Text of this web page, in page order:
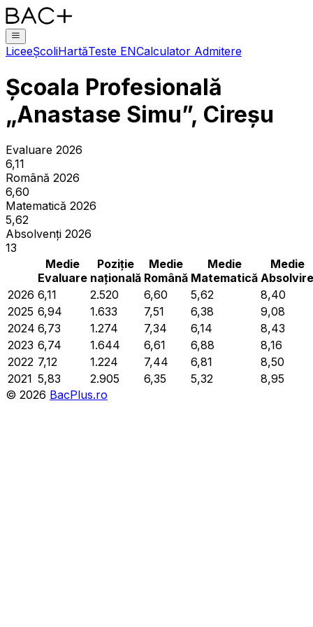
LiceeȘcoliHartăTeste ENCalculator Admitere
Școala Profesională
„Anastase Simu”, Cireșu
Evaluare 2026
6,11
Română 2026
6,60
Matematică 2026
5,62
Absolvenți 2026
13
Medie
Evaluare
Poziție
națională
Medie
Română
Medie
Matematică
Medie
Absolvire
2026 6,11 2.520 6,60 5,62
8,40
2025 6,94 1.633 7,51 6,38
9,08
2024 6,73 1.274 7,34 6,14
8,43
2023 6,74 1.644 6,61 6,88
8,16
2022 7,12 1.224 7,44 6,81
8,50
2021 5,83 2.905 6,35 5,32
8,95
© 2026 BacPlus.ro